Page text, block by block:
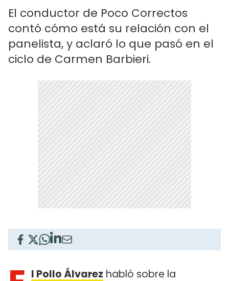
El conductor de Poco Correctos
contó cómo está su relación con el
panelista, y aclaró lo que pasó en el
ciclo de Carmen Barbieri.
l Pollo Álvarez habló sobre la